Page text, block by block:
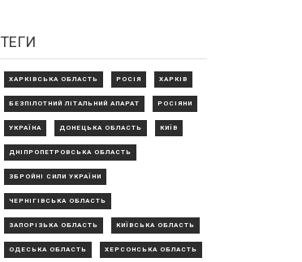
ТЕГИ
ХАРКІВСЬКА ОБЛАСТЬ РОСІЯ ХАРКІВ
БЕЗПІЛОТНИЙ ЛІТАЛЬНИЙ АПАРАТ РОСІЯНИ
УКРАЇНА ДОНЕЦЬКА ОБЛАСТЬ КИЇВ
ДНІПРОПЕТРОВСЬКА ОБЛАСТЬ
ЗБРОЙНІ СИЛИ УКРАЇНИ
ЧЕРНІГІВСЬКА ОБЛАСТЬ
ЗАПОРІЗЬКА ОБЛАСТЬ КИЇВСЬКА ОБЛАСТЬ
ОДЕСЬКА ОБЛАСТЬ ХЕРСОНСЬКА ОБЛАСТЬ